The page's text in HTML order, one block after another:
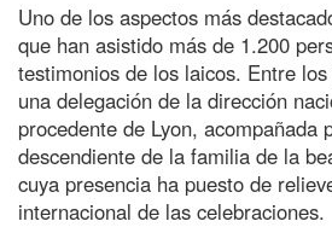
Uno de los aspectos más
que han asistido más de 1.200
testimonios de los laicos. Entre
una delegación de la dirección
procedente de Lyon, acompañada
descendiente de la familia de la
cuya presencia ha puesto de
internacional de las celebraciones.